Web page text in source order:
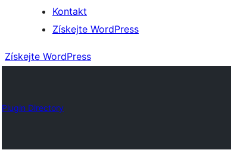
Kontakt
Získejte WordPress
Získejte WordPress
Plugin Directory